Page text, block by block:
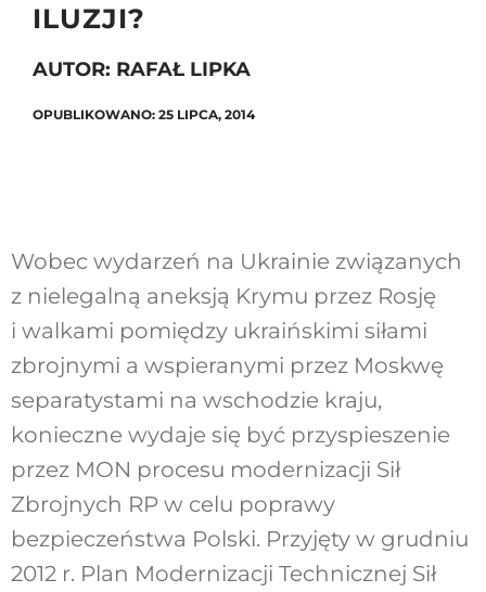
ILUZJI?
AUTOR: RAFAŁ LIPKA
OPUBLIKOWANO: 25 LIPCA, 2014
Wobec wydarzeń na Ukrainie związanych
z nielegalną aneksją Krymu przez Rosję
i walkami pomiędzy ukraińskimi siłami
zbrojnymi a wspieranymi przez Moskwę
separatystami na wschodzie kraju,
konieczne wydaje się być przyspieszenie
przez MON procesu modernizacji Sił
Zbrojnych RP w celu poprawy
bezpieczeństwa Polski. Przyjęty w grudniu
2012 r. Plan Modernizacji Technicznej Sił